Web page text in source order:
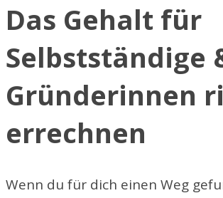
Das Gehalt für
Selbstständige
Gründerinnen
errechnen
Wenn du für dich einen Weg